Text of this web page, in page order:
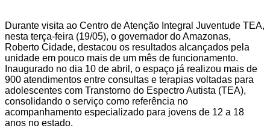
Durante visita ao Centro de Atenção Integral Juventude TEA,
nesta terça-feira (19/05), o governador do Amazonas,
Roberto Cidade, destacou os resultados alcançados pela
unidade em pouco mais de um mês de funcionamento.
Inaugurado no dia 10 de abril, o espaço já realizou mais de
900 atendimentos entre consultas e terapias voltadas para
adolescentes com Transtorno do Espectro Autista (TEA),
consolidando o serviço como referência no
acompanhamento especializado para jovens de 12 a 18
anos no estado.